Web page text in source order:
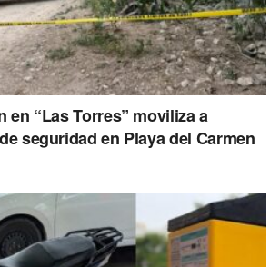
en “Las Torres” moviliza a
seguridad en Playa del Carmen